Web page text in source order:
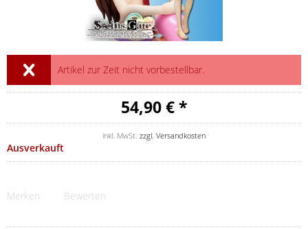
Artikel zur Zeit nicht vorbestellbar.
54,90 € *
inkl. MwSt. zzgl. Versandkosten
Ausverkauft
Merken Bewerten